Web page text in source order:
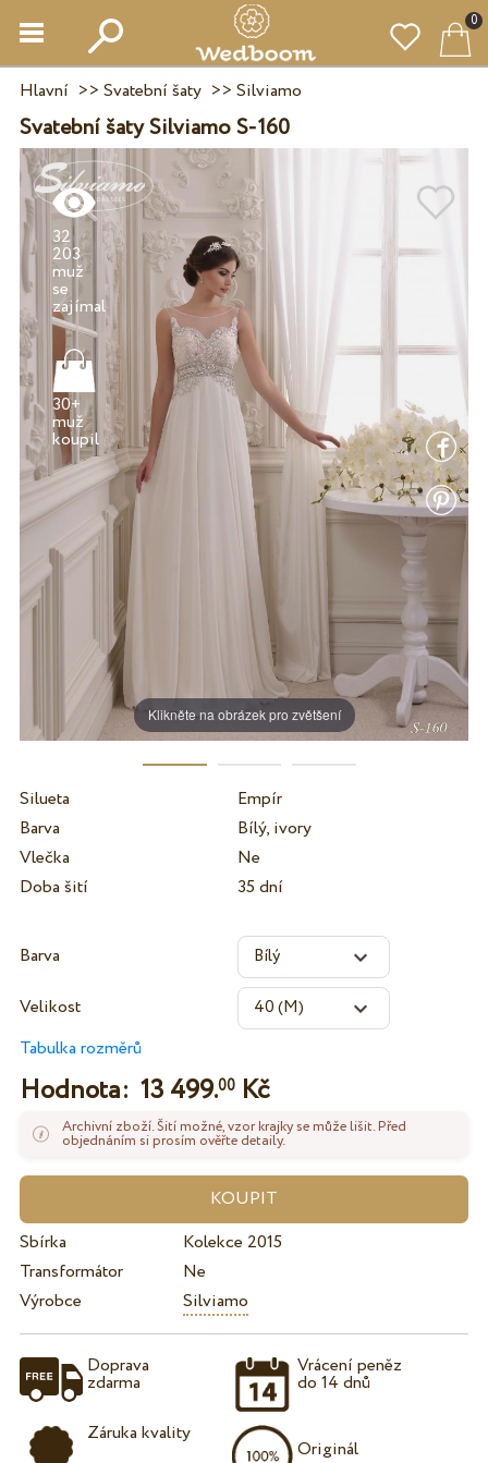
0
Hlavní >> Svatební šaty>> Silviamo
Svatební šaty Silviamo S-160
Klikněte na obrázek pro zvětšení
32
203
muž
se
zajímal
30+
muž
Silueta
Empír
Barva
Bílý, ivory
Vlečka
Ne
Doba šití
35 dní
Barva
Velikost
Tabulka rozměrů
Hodnota: 13 499.00Kč
Archivní zboží. Šití možné, vzor krajky se může lišit. Před
objednáním si prosím ověřte detaily.
Sbírka
Kolekce 2015
Transformátor
Ne
Výrobce
Silviamo
Doprava
zdarma
Záruka kvality
Vrácení peněz
do 14 dnů
Originál